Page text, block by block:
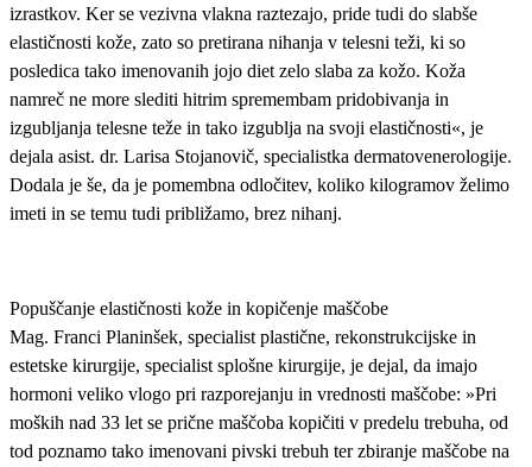
izrastkov. Ker se vezivna vlakna raztezajo, pride tudi do slabše
elastičnosti kože, zato so pretirana nihanja v telesni teži, ki so
posledica tako imenovanih jojo diet zelo slaba za kožo. Koža
namreč ne more slediti hitrim spremembam pridobivanja in
izgubljanja telesne teže in tako izgublja na svoji elastičnosti«, je
dejala asist. dr. Larisa Stojanovič, specialistka dermatovenerologije.
Dodala je še, da je pomembna odločitev, koliko kilogramov želimo
imeti in se temu tudi približamo, brez nihanj.
Popuščanje elastičnosti kože in kopičenje maščobe
Mag. Franci Planinšek, specialist plastične, rekonstrukcijske in
estetske kirurgije, specialist splošne kirurgije, je dejal, da imajo
hormoni veliko vlogo pri razporejanju in vrednosti maščobe: »Pri
moških nad 33 let se prične maščoba kopičiti v predelu trebuha, od
tod poznamo tako imenovani pivski trebuh ter zbiranje maščobe na